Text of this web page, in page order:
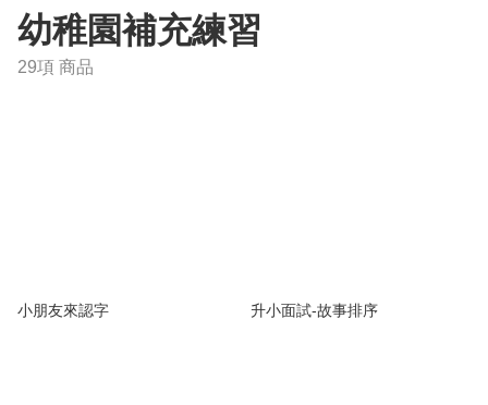
幼稚園補充練習
29項 商品
小朋友來認字 升小面試-故事排序